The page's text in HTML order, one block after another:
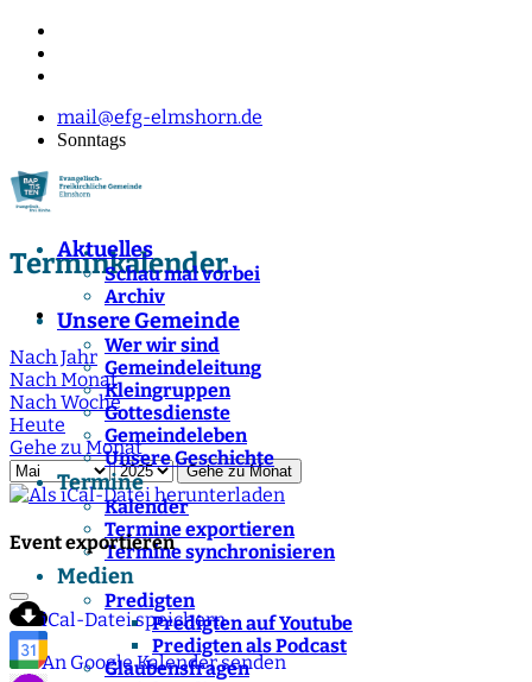
mail@efg-elmshorn.de
Sonntags
Aktuelles
Schau mal vorbei
Archiv
Unsere Gemeinde
Wer wir sind
Gemeindeleitung
Kleingruppen
Gottesdienste
Gemeindeleben
Unsere Geschichte
Termine
Kalender
Termine exportieren
Termine synchronisieren
Medien
Predigten
Predigten auf Youtube
Predigten als Podcast
Glaubensfragen
Terminkalender
Nach Jahr
Nach Monat
Nach Woche
Heute
Gehe zu Monat
Gehe zu Monat
Event exportieren
iCal-Datei speichern
An Google Kalender senden